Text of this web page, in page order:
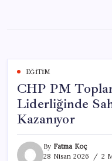
content
EĞITIM
CHP PM
Liderliğinde
Kazanıyor
By Fatma Koç
28 Nisan 2026
2